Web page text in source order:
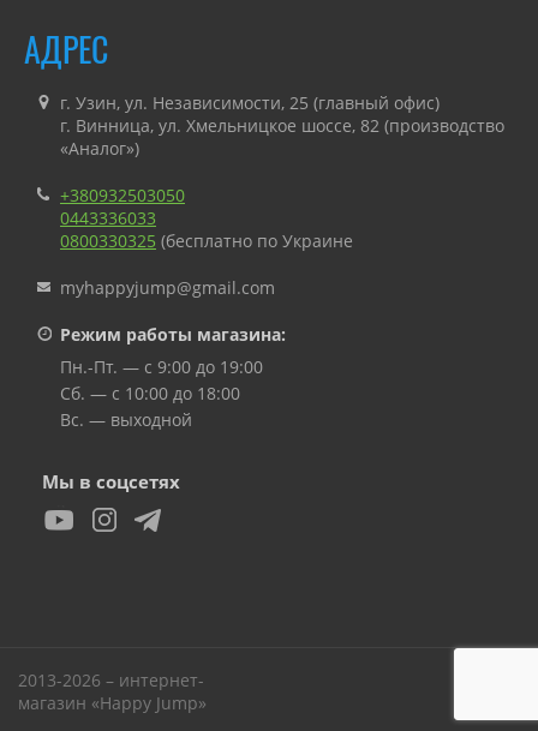
АДРЕС
г. Узин, ул. Независимости, 25 (главный офис)
г. Винница, ул. Хмельницкое шоссе, 82 (производство
«Аналог»)
+380932503050
0443336033
0800330325 (бесплатно по Украине
myhappyjump@gmail.com
Режим работы магазина:
Пн.-Пт. — с 9:00 до 19:00
Сб. — с 10:00 до 18:00
Вс. — выходной
Мы в соцсетях
2013-2026 – интернет-
магазин «Happy Jump»